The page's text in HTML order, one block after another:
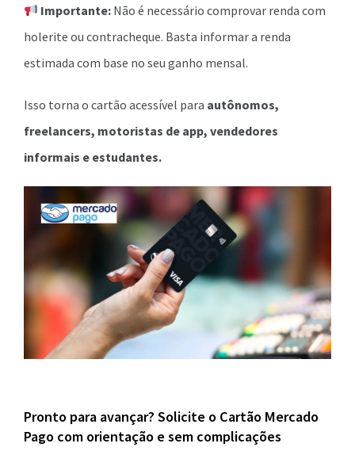
Importante: Não é necessário comprovar renda com
holerite ou contracheque. Basta informar a renda
estimada com base no seu ganho mensal.
Isso torna o cartão acessível para autônomos,
freelancers, motoristas de app, vendedores
informais e estudantes.
Pronto para avançar? Solicite o Cartão Mercado
Pago com orientação e sem complicações